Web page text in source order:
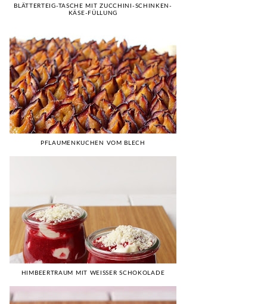
BLÄTTERTEIG-TASCHE MIT ZUCCHINI-SCHINKEN-
KÄSE-FÜLLUNG
PFLAUMENKUCHEN VOM BLECH
HIMBEERTRAUM MIT WEISSER SCHOKOLADE